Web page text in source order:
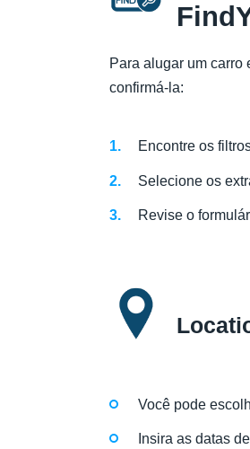
Para alugar um carro
confirmá-la:
Encontre os
Selecione os
Revise o
Você pode
Insira as datas